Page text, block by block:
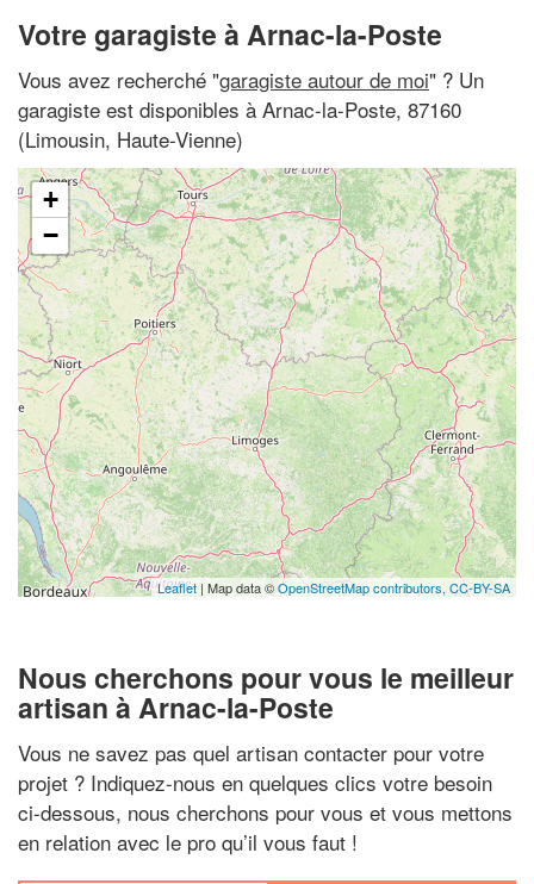
Votre garagiste à Arnac-la-Poste
Vous avez recherché "garagiste autour de moi" ? Un
garagiste est disponibles à Arnac-la-Poste, 87160
(Limousin, Haute-Vienne)
+
−
Leaflet | Map data ©OpenStreetMap contributors, CC-BY-SA
Nous cherchons pour vous le meilleur
artisan à Arnac-la-Poste
Vous ne savez pas quel artisan contacter pour votre
projet ? Indiquez-nous en quelques clics votre besoin
ci-dessous, nous cherchons pour vous et vous mettons
en relation avec le pro qu’il vous faut !